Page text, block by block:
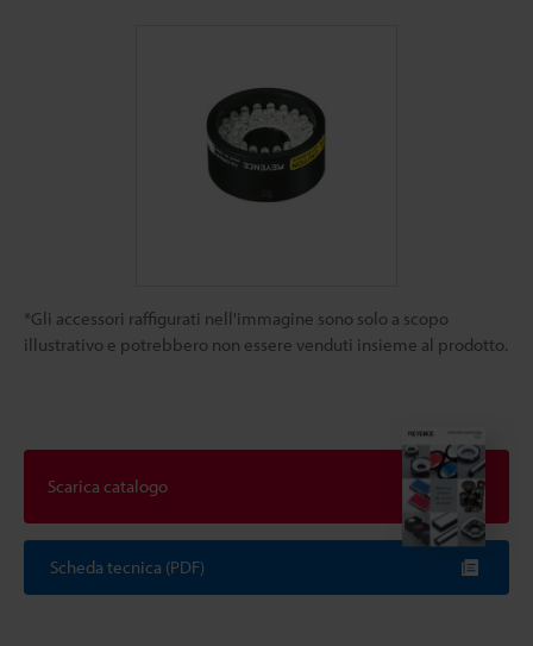
*Gli accessori raffigurati nell'immagine sono solo a scopo
illustrativo e potrebbero non essere venduti insieme al prodotto.
Scarica catalogo
Scheda tecnica (PDF)